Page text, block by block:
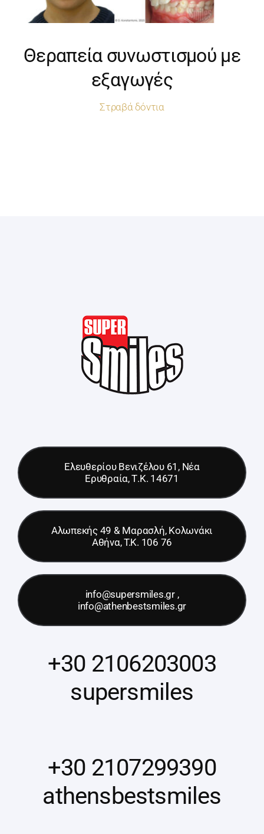
Θεραπεία συνωστισμού με
εξαγωγές
Στραβά δόντια
Ελευθερίου Βενιζέλου 61, Νέα
Ερυθραία, Τ.Κ. 14671
Αλωπεκής 49 & Μαρασλή, Κολωνάκι
Αθήνα, T.K. 106 76
info@supersmiles.gr ,
info@athenbestsmiles.gr
+30 2106203003
supersmiles
+30 2107299390
athensbestsmiles